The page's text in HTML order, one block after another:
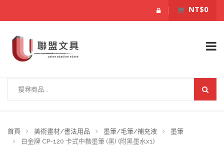
NT$0
首頁 美術畫材/書法用品 墨筆/毛筆/補充液
墨筆
白金牌 CP-120 卡式中楷墨筆 (黑) (附黑墨水x1)